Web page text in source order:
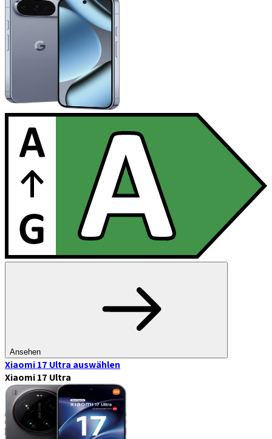
Ansehen
Xiaomi 17 Ultra auswählen
Xiaomi 17 Ultra